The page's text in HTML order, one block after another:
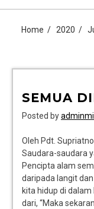
Home 2020
SEMUA
Posted by
Oleh Pdt.
Saudara-saudara
Pencipta alam
daripada langit
kita hidup di dalam
dari, “Maka